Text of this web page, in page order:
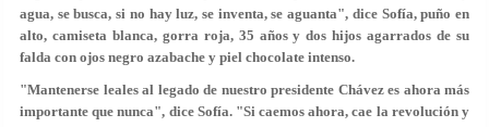
agua, se busca, si no hay luz, se inventa, se aguanta", dice Sofía, puño en
alto, camiseta blanca, gorra roja, 35 años y dos hijos agarrados de su
falda con ojos negro azabache y piel chocolate intenso.
"Mantenerse leales al legado de nuestro presidente Chávez es ahora más
importante que nunca", dice Sofía. "Si caemos ahora, cae la revolución y